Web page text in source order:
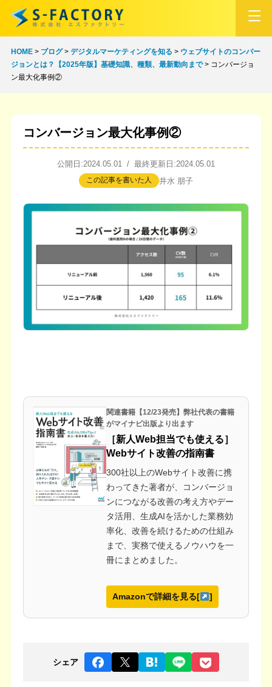
HOME> ブログ> デジタルマーケティングを知る > ウェブサイトのコンバー
ジョンとは？【2025年版】基礎知識、種類、最新動向まで> コンバージョ
ン最大化事例②
コンバージョン最大化事例②
公開日:2024.05.01 / 最終更新日:2024.05.01
この記事を書いた人 井水 朋子
関連書籍【12/23発売】弊社代表の書籍
がマイナビ出版より出ます
［新人Web担当でも使える］
Webサイト改善の指南書
300社以上のWebサイト改善に携
わってきた著者が、コンバージョ
ンにつながる改善の考え方やデー
タ活用、生成AIを活かした業務効
率化、改善を続けるための仕組み
まで、実務で使えるノウハウを一
冊にまとめました。
Amazonで詳細を見る[ ]
シェア